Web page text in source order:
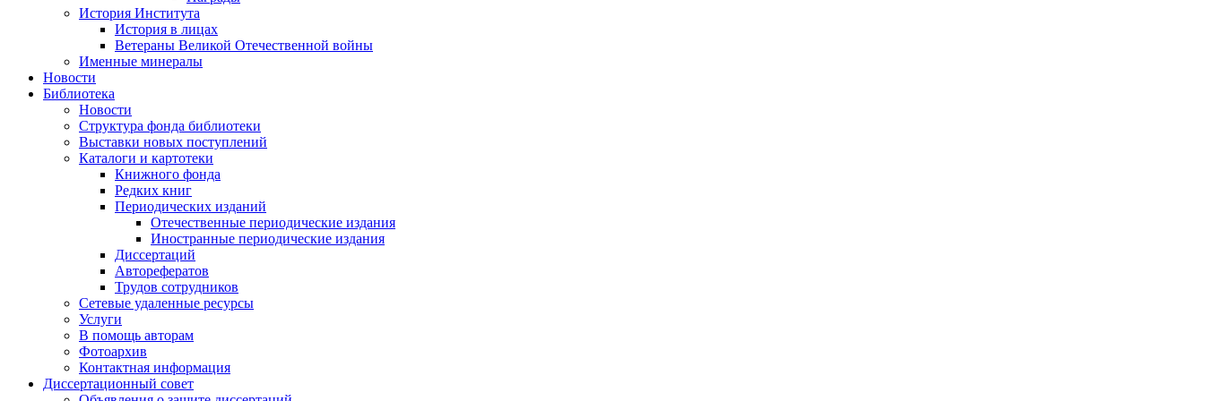
История Института
История в лицах
Ветераны Великой Отечественной войны
Именные минералы
Новости
Библиотека
Новости
Структура фонда библиотеки
Выставки новых поступлений
Каталоги и картотеки
Книжного фонда
Редких книг
Периодических изданий
Отечественные периодические издания
Иностранные периодические издания
Диссертаций
Авторефератов
Трудов сотрудников
Сетевые удаленные ресурсы
Услуги
В помощь авторам
Фотоархив
Контактная информация
Диссертационный совет